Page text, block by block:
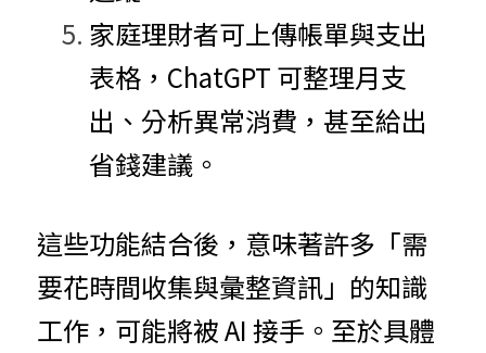
家庭理財者可上傳帳單與支出
表格，ChatGPT 可整理月支
出、分析異常消費，甚至給出
省錢建議。
這些功能結合後，意味著許多「需
要花時間收集與彙整資訊」的知識
工作，可能將被 AI 接手。至於具體